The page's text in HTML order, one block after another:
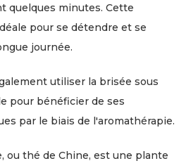
quelques minutes. Cette
pour se détendre et se
journée.
utiliser la brisée sous
pour bénéficier de ses
par le biais de l'aromathérapie.
ou thé de Chine, est une plante